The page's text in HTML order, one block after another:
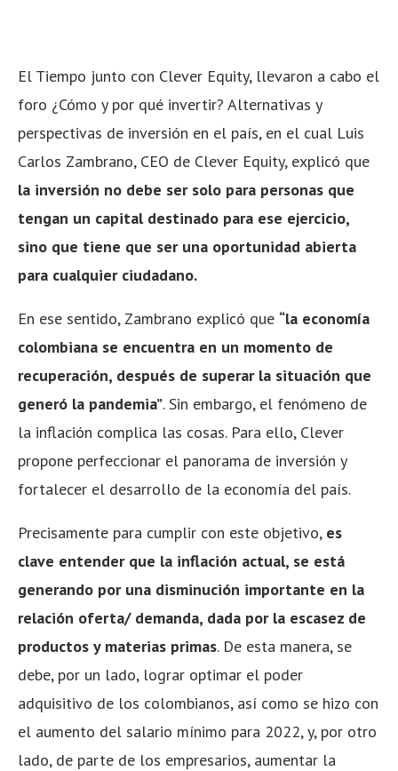
El Tiempo junto con Clever Equity, llevaron a cabo el
foro ¿Cómo y por qué invertir? Alternativas y
perspectivas de inversión en el país, en el cual Luis
Carlos Zambrano, CEO de Clever Equity, explicó que
la inversión no debe ser solo para personas que
tengan un capital destinado para ese ejercicio,
sino que tiene que ser una oportunidad abierta
para cualquier ciudadano.
En ese sentido, Zambrano explicó que “la economía
colombiana se encuentra en un momento de
recuperación, después de superar la situación que
generó la pandemia”. Sin embargo, el fenómeno de
la inflación complica las cosas. Para ello, Clever
propone perfeccionar el panorama de inversión y
fortalecer el desarrollo de la economía del país.
Precisamente para cumplir con este objetivo, es
clave entender que la inflación actual, se está
generando por una disminución importante en la
relación oferta/ demanda, dada por la escasez de
productos y materias primas. De esta manera, se
debe, por un lado, lograr optimar el poder
adquisitivo de los colombianos, así como se hizo con
el aumento del salario mínimo para 2022, y, por otro
lado, de parte de los empresarios, aumentar la